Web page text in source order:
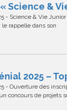
Science &
- Science & Vie
le rappelle dans son
2025 –
- Ouverture des
concours de projets